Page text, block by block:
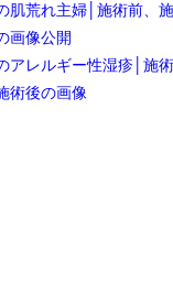
肌荒れ主婦│施術前、施
画像公開
アレルギー性湿疹│施術
術後の画像